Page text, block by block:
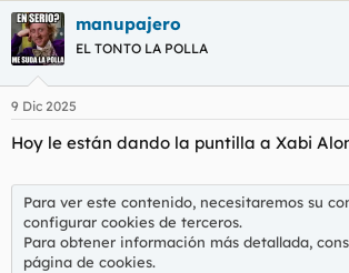
manupajero
EL TONTO LA POLLA
9 Dic 2025
Hoy le están dando la puntilla a Xabi
Para ver este contenido, necesitaremos su
configurar cookies de terceros.
Para obtener información más detallada,
página de cookies.